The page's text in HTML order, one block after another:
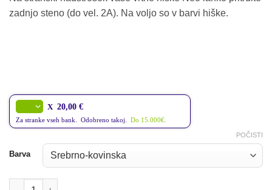
zadnjo steno (do vel. 2A). Na voljo so v barvi hiške.
X 20,00 €
Za stranke vseh bank. Odobreno takoj. Do 15.000€.
Barva
POČISTI
Zadnja stena za stranski nadstrešek Neo količina